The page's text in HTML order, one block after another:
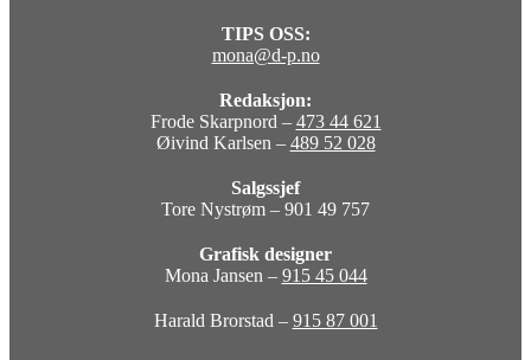
TIPS OSS:
mona@d-p.no
Redaksjon:
Frode Skarpnord – 473 44 621
Øivind Karlsen – 489 52 028
Salgssjef
Tore Nystrøm – 901 49 757
Grafisk designer
Mona Jansen – 915 45 044
Harald Brorstad – 915 87 001